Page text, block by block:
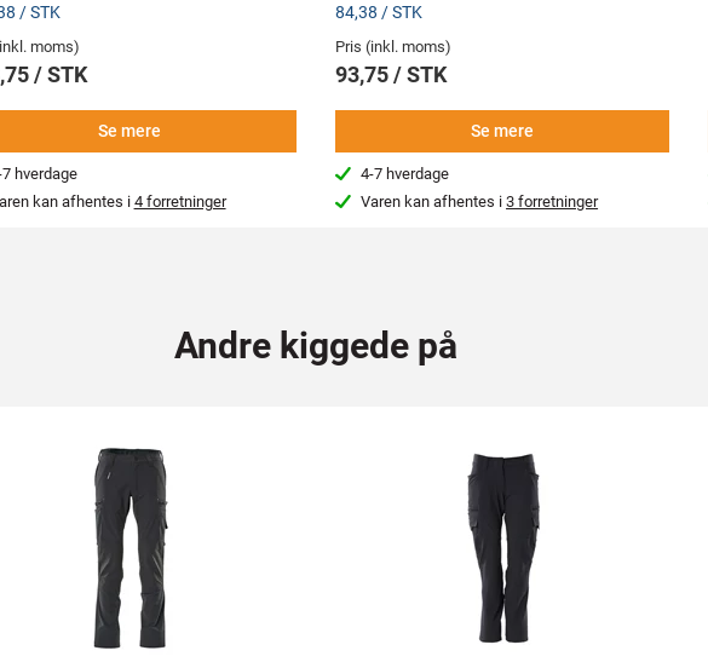
/ STK
moms)
/ STK
Se mere
hverdage
kan afhentes i 4 forretninger
84,38 / STK
Pris (inkl. moms)
93,75 / STK
Se mere
4-7 hverdage
Varen kan afhentes i3 forretninger
Andre kiggede på